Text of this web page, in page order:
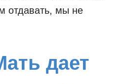
отдавать, мы не
дает